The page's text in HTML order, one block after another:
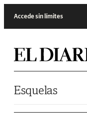
Accede sin límites
Esquelas